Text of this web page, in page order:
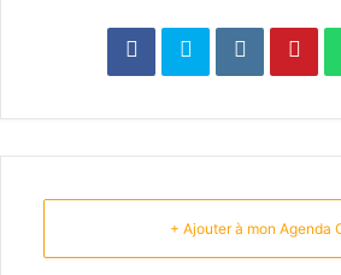
+ Ajouter à mon Agenda